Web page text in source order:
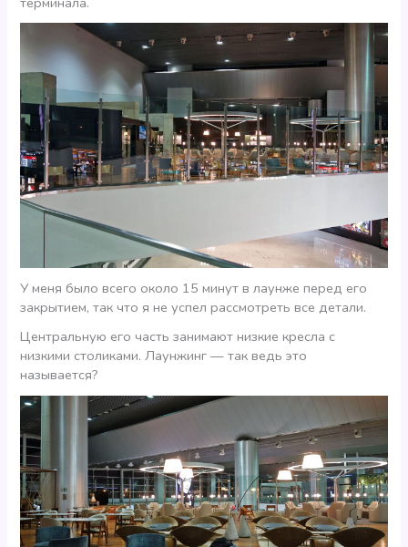
У меня было всего около 15 минут в лаунже перед его
закрытием, так что я не успел рассмотреть все детали.
Центральную его часть занимают низкие кресла с
низкими столиками. Лаунжинг — так ведь это
называется?